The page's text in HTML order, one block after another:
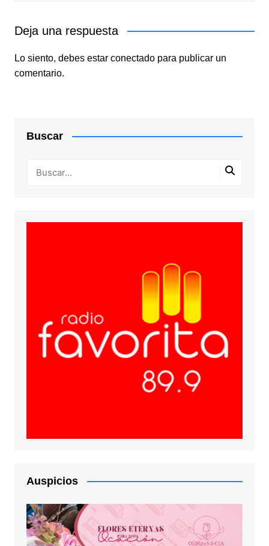
Deja una respuesta
Lo siento, debes estar conectadopara publicar un
comentario.
Buscar
Auspicios